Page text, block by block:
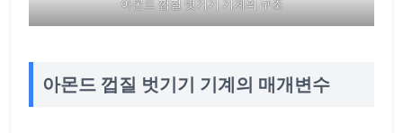
아몬드 껍질 벗기기 기계의 구조
아몬드 껍질 벗기기 기계의 매개변수